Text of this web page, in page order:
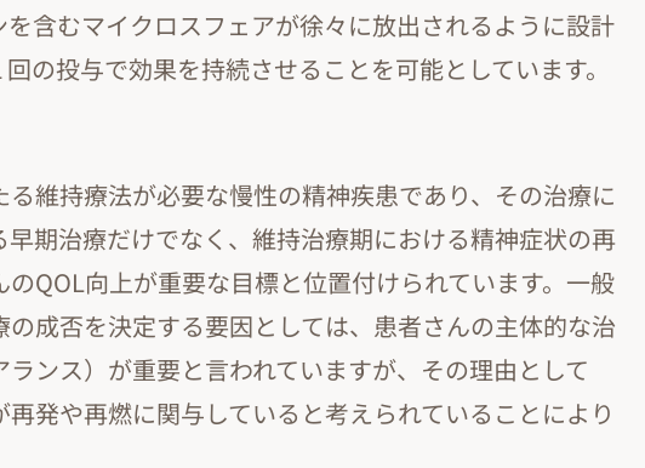
含むマイクロスフェアが徐々に放出されるように設計
の投与で効果を持続させることを可能としています。
維持療法が必要な慢性の精神疾患であり、その治療に
期治療だけでなく、維持治療期における精神症状の再
QOL向上が重要な目標と位置付けられています。一般
成否を決定する要因としては、患者さんの主体的な治
ンス）が重要と言われていますが、その理由として
発や再燃に関与していると考えられていることにより